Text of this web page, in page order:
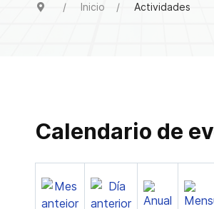
Inicio Actividades
Calendario de